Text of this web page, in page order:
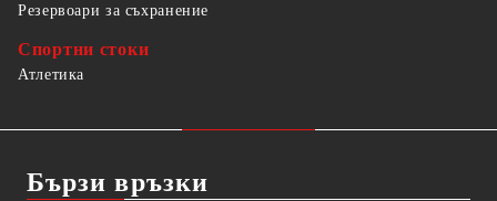
Резервоари за съхранение
Спортни стоки
Атлетика
Бързи връзки